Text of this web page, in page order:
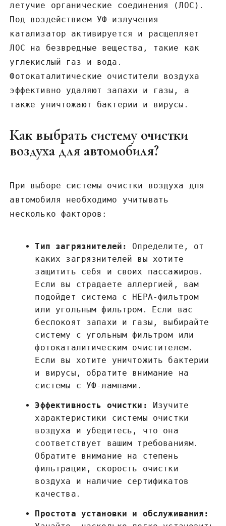
летучие органические соединения (ЛОС)․
Под воздействием УФ-излучения
катализатор активируется и расщепляет
ЛОС на безвредные вещества, такие как
углекислый газ и вода․
Фотокаталитические очистители воздуха
эффективно удаляют запахи и газы, а
также уничтожают бактерии и вирусы․
Как выбрать систему очистки
воздуха для автомобиля?
При выборе системы очистки воздуха для
автомобиля необходимо учитывать
несколько факторов:
Тип загрязнителей:
Определите, от
каких загрязнителей вы хотите
защитить себя и своих пассажиров․
Если вы страдаете аллергией, вам
подойдет система с HEPA-фильтром
или угольным фильтром․ Если вас
беспокоят запахи и газы, выбирайте
систему с угольным фильтром или
фотокаталитическим очистителем․
Если вы хотите уничтожить бактерии
и вирусы, обратите внимание на
системы с УФ-лампами․
Эффективность очистки:
Изучите
характеристики системы очистки
воздуха и убедитесь, что она
соответствует вашим требованиям․
Обратите внимание на степень
фильтрации, скорость очистки
воздуха и наличие сертификатов
качества․
Простота установки и обслуживания: